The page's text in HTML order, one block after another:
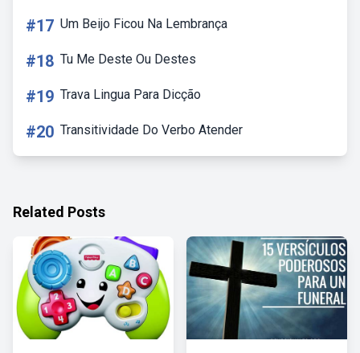
#17 Um Beijo Ficou Na Lembrança
#18 Tu Me Deste Ou Destes
#19 Trava Lingua Para Dicção
#20 Transitividade Do Verbo Atender
Related Posts